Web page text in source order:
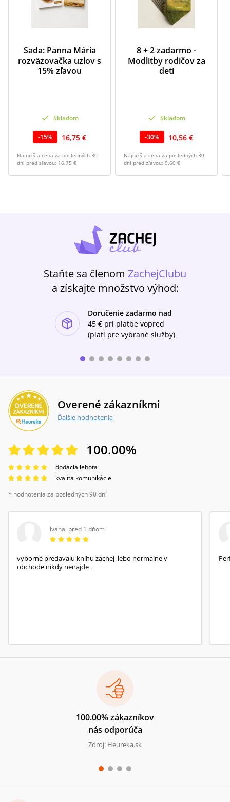
Sada: Panna Mária
rozväzovačka uzlov s
15% zľavou
Skladom
-15% 16,75 €
Najnižšia cena za posledných 30
dní pred zľavou: 16,75 €
8 + 2 zadarmo -
Modlitby rodičov za
deti
Skladom
-30% 10,56 €
Najnižšia cena za posledných 30
dní pred zľavou: 9,60 €
Staňte sa členom ZachejClubu
a získajte množstvo výhod:
Doručenie zadarmo nad
45 € pri platbe vopred
(platí pre vybrané služby)
Overené zákazníkmi
Ďalšie hodnotenia
100.00%
dodacia lehota
kvalita komunikácie
* hodnotenia za posledných 90 dní
Ivana, pred 1 dňom
vyborné predavaju knihu zachej ,lebo normalne v
obchode nikdy nenajde .
100.00% zákazníkov
nás odporúča
Zdroj: Heureka.sk